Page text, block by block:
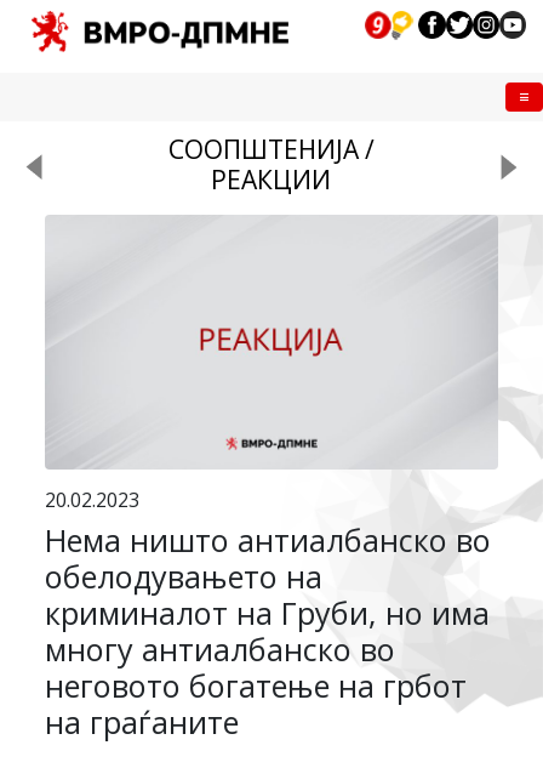
СООПШТЕНИЈА /
РЕАКЦИИ
20.02.2023
Нема ништо антиалбанско во
обелодувањето на
криминалот на Груби, но има
многу антиалбанско во
неговото богатење на грбот
на граѓаните